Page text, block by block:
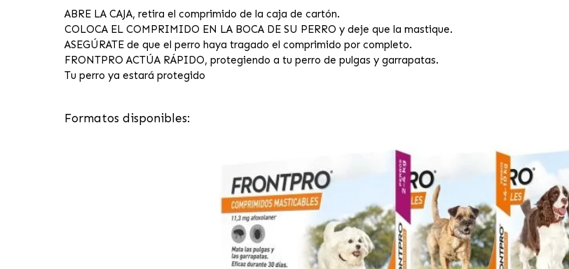
ABRE LA CAJA, retira el comprimido de la caja de cartón.
COLOCA EL COMPRIMIDO EN LA BOCA DE SU PERRO y deje que la mastique.
ASEGÚRATE de que el perro haya tragado el comprimido por completo.
FRONTPRO ACTÚA RÁPIDO, protegiendo a tu perro de pulgas y garrapatas.
Tu perro ya estará protegido
Formatos disponibles: